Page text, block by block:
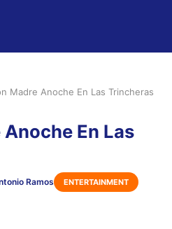
Madre Anoche En Las Trincheras
En Las
Ramos ENTERTAINMENT